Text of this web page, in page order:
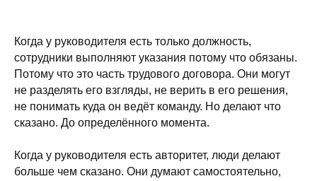
Когда у руководителя есть только должность,
сотрудники выполняют указания потому что обязаны.
Потому что это часть трудового договора. Они могут
не разделять его взгляды, не верить в его решения,
не понимать куда он ведёт команду. Но делают что
сказано. До определённого момента.
Когда у руководителя есть авторитет, люди делают
больше чем сказано. Они думают самостоятельно,